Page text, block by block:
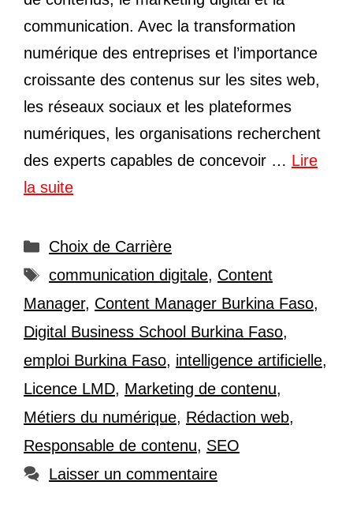
communication. Avec la transformation
numérique des entreprises et l’importance
croissante des contenus sur les sites web,
les réseaux sociaux et les plateformes
numériques, les organisations recherchent
des experts capables de concevoir … Lire
la suite
Catégories
Choix de Carrière
Étiquettes
communication digitale, Content
Manager, Content Manager Burkina Faso,
Digital Business School Burkina Faso,
emploi Burkina Faso, intelligence artificielle,
Licence LMD, Marketing de contenu,
Métiers du numérique, Rédaction web,
Responsable de contenu, SEO
Laisser un commentaire